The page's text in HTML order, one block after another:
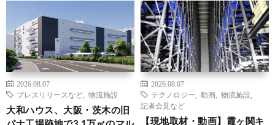
2026.08.07
プレスリリースなど
物流施設
大和ハウス、大阪・茨木の旧
2026.08.07
テクノロジー
動画 物流施設
記者会見など
【現地取材・動画】霞ヶ関キ